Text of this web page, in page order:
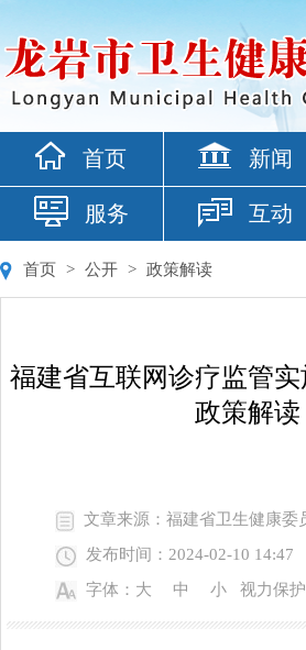
首页 新闻
服务 互动
首页 > 公开 > 政策解读
福建省互联网诊疗监管实
政策解读
文章来源：福建省卫生健康委
发布时间：2024-02-10 14:47
字体： 大 中 小 视力保护